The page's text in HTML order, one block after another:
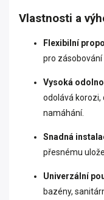
Vlastnosti a
Flexibilní
pro zásobování
Vysoká
odolává
namáhání.
Snadná
přesnému
Univerzální
bazény,